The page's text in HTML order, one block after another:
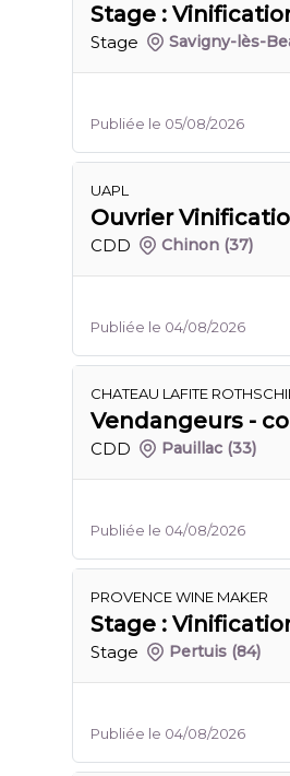
Stage :
Stage Savigny-lès-
Publiée le 05/08/2026
UAPL
Ouvrier
CDD Chinon (37)
Publiée le 04/08/2026
CHATEAU LAFITE
Vendangeurs -
CDD Pauillac (33)
Publiée le 04/08/2026
PROVENCE WINE MAKER
Stage :
Stage Pertuis (84)
Publiée le 04/08/2026